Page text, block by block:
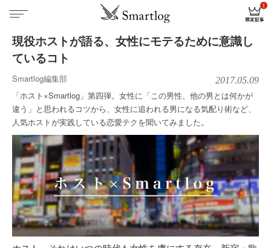
現役ホストが語る、女性にモテるために意識し
ているコト
Smartlog編集部 2017.05.09
「ホスト×Smartlog」第四弾。女性に「この男性、他の男とは何かが
違う」と思われるコツから、女性に追われる男になる気配り術など、
人気ホストが実践している恋愛テクを聞いてみました。